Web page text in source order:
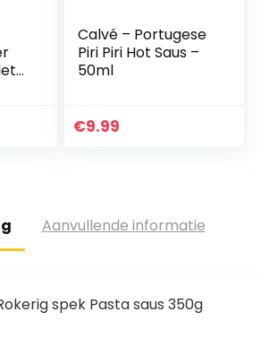
Calvé – Portugese
Piri Piri Hot Saus –
50ml
€9.99
Aanvullende informatie
spek Pasta saus 350g